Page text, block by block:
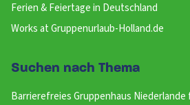
Ferien & Feiertage in Deutschland
Works at Gruppenurlaub-Holland.de
Suchen nach Thema
Barrierefreies Gruppenhaus Niederlande